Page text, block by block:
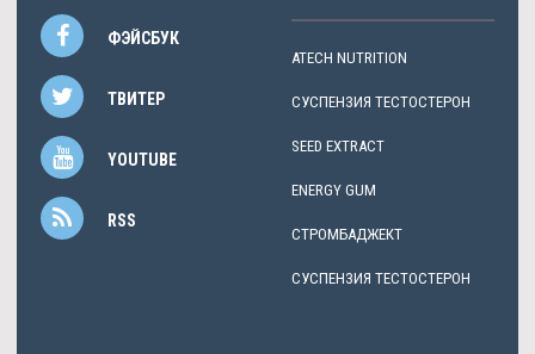
ФЭЙСБУК
ТВИТЕР
YOUTUBE
RSS
ATECH NUTRITION
СУСПЕНЗИЯ ТЕСТОСТЕРОН
SEED EXTRACT
ENERGY GUM
СТРОМБАДЖЕКТ
СУСПЕНЗИЯ ТЕСТОСТЕРОН